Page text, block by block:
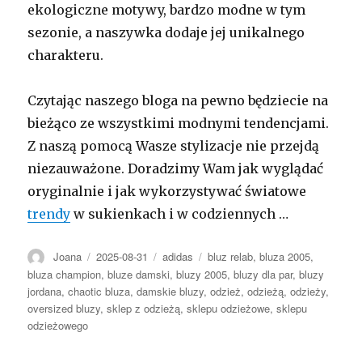
ekologiczne motywy, bardzo modne w tym
sezonie, a naszywka dodaje jej unikalnego
charakteru.
Czytając naszego bloga na pewno będziecie na
bieżąco ze wszystkimi modnymi tendencjami.
Z naszą pomocą Wasze stylizacje nie przejdą
niezauważone. Doradzimy Wam jak wyglądać
oryginalnie i jak wykorzystywać światowe
trendy w sukienkach i w codziennych …
Autor
Joana Opublikowano
2025-08-31 Kategorie
adidas Tagi
bluz relab,bluza 2005,
bluza champion,bluze damski,bluzy 2005,bluzy dla par,bluzy
jordana,chaotic bluza,damskie bluzy,odzież,odzieżą,odzieży,
oversized bluzy,sklep z odzieżą,sklepu odzieżowe,sklepu
odzieżowego